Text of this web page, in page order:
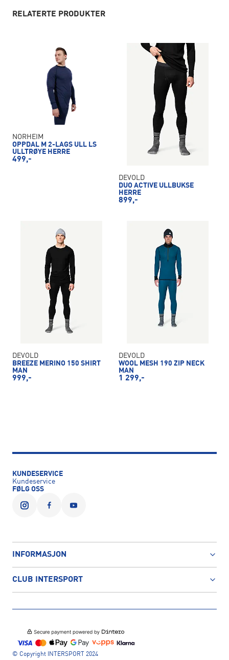
RELATERTE PRODUKTER
NORHEIM
OPPDAL M 2-LAGS ULL LS
ULLTRØYE HERRE
499,-
DEVOLD
DUO ACTIVE ULLBUKSE
HERRE
899,-
DEVOLD
BREEZE MERINO 150 SHIRT
MAN
999,-
DEVOLD
WOOL MESH 190 ZIP NECK
MAN
1 299,-
KUNDESERVICE
Kundeservice
FØLG OSS
INFORMASJON
CLUB INTERSPORT
© Copyright INTERSPORT 2024